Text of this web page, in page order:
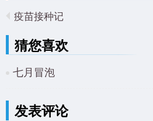
疫苗接种记
猜您喜欢
七月冒泡
发表评论